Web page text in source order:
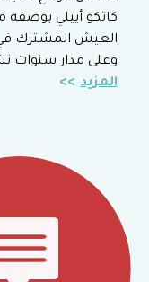
كاتكو أييلي
العيش المشترك في
وعلى مدار سنوات
المزيد